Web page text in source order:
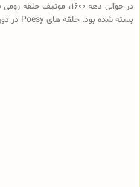
در حوالی دهه 1600،
بسته شده بود. حلقه های Poesy در دوران رنسانس و الیزابت محبوبیت زیادی پیدا کردند. در داخل یا بیرون نوار این حلقه‌ها متون عاشقانه نوشته می شد.